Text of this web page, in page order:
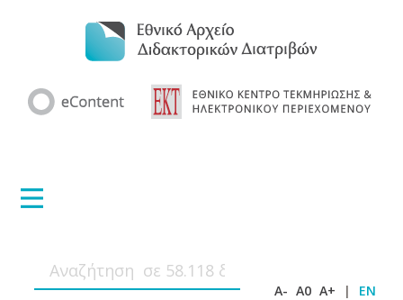
A- A0 A+ | EN